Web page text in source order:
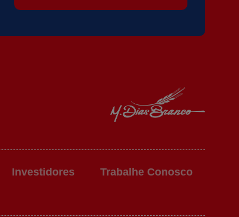
Investidores
Trabalhe Conosco